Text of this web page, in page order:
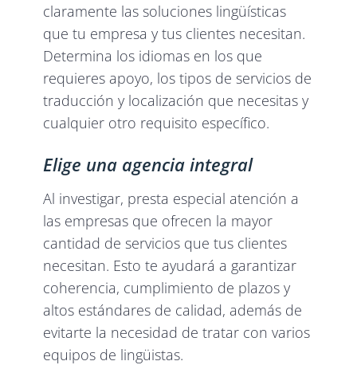
claramente las soluciones lingüísticas
que tu empresa y tus clientes necesitan.
Determina los idiomas en los que
requieres apoyo, los tipos de servicios de
traducción y localización que necesitas y
cualquier otro requisito específico.
Elige una agencia integral
Al investigar, presta especial atención a
las empresas que ofrecen la mayor
cantidad de servicios que tus clientes
necesitan. Esto te ayudará a garantizar
coherencia, cumplimiento de plazos y
altos estándares de calidad, además de
evitarte la necesidad de tratar con varios
equipos de lingüistas.